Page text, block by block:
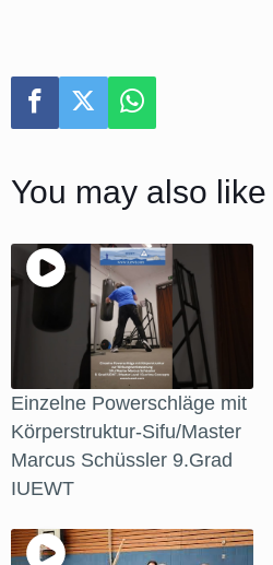
You may also like
Einzelne Powerschläge mit
Körperstruktur-Sifu/Master
Marcus Schüssler 9.Grad
IUEWT